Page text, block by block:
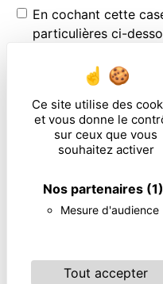
Ce site utilise des
et vous donne le
sur ceux que vous
souhaitez activer
Nos partenaires (1)
Mesure d'audience
Tout accepter
En cochant cette
particulières ci-
** Les données personnelles
contacter et sont enregistrées
à et ses sous-traitants dans le seul
données collectées seront
Vous disposez de droits d’accès,
de limitation, d’opposition, de
du droit d’introduire une
que d’organiser le sort de vos
droits par voie postale à l'adresse
justificatif d'identité pourra vous
pendant la période de prise de
légale aux fins probatoires et de
cnil.fr pour plus d’informations sur